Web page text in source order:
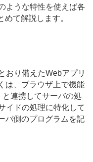
ような特性を使えば各
て解説します。
おり備えたWebアプリ
は、ブラウザ上で機能
連携してサーバの処
イドの処理に特化して
バ側のプログラムを記